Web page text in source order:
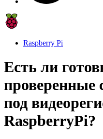
Raspberry Pi
Есть ли
проверенные
под
RaspberryPi?